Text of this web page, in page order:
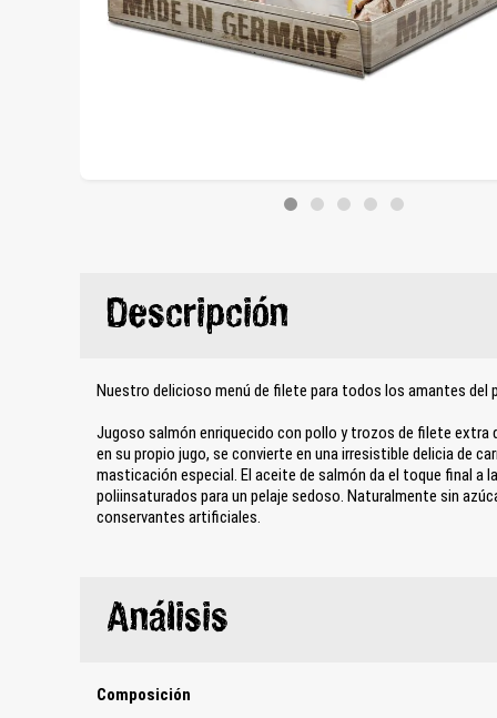
Descripción
Nuestro delicioso menú de filete para todos los amantes del
Jugoso salmón enriquecido con pollo y trozos de filete extra
en su propio jugo, se convierte en una irresistible delicia de
masticación especial. El aceite de salmón da el toque final a
poliinsaturados para un pelaje sedoso. Naturalmente sin
conservantes artificiales.
Análisis
Composición